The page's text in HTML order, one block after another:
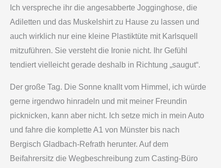
Ich verspreche ihr die angesabberte Jogginghose, die
Adiletten und das Muskelshirt zu Hause zu lassen und
auch wirklich nur eine kleine Plastiktüte mit Karlsquell
mitzuführen. Sie versteht die Ironie nicht. Ihr Gefühl
tendiert vielleicht gerade deshalb in Richtung „saugut“.
Der große Tag. Die Sonne knallt vom Himmel, ich würde
gerne irgendwo hinradeln und mit meiner Freundin
picknicken, kann aber nicht. Ich setze mich in mein Auto
und fahre die komplette A1 von Münster bis nach
Bergisch Gladbach-Refrath herunter. Auf dem
Beifahrersitz die Wegbeschreibung zum Casting-Büro